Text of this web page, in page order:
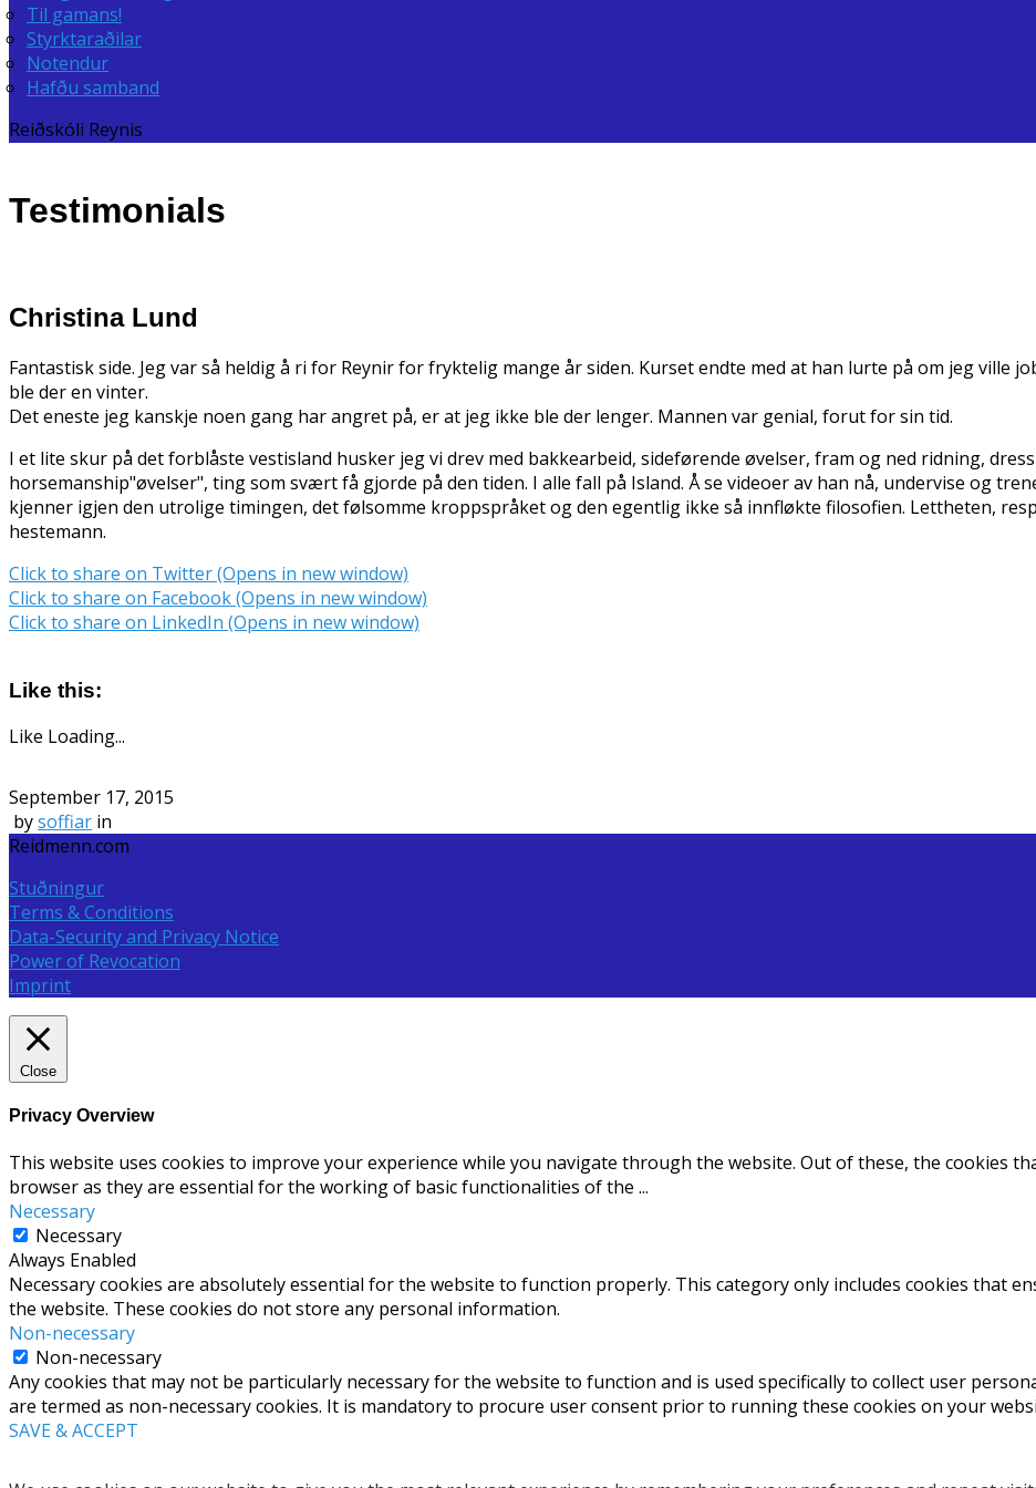
Til gamans!
Styrktaraðilar
Notendur
Hafðu samband
Reiðskóli Reynis
Testimonials
Christina Lund
Fantastisk side. Jeg var så heldig å ri for Reynir for fryktelig mange år siden. Kurset endte med at han lurte på om jeg ville
ble der en vinter.
Det eneste jeg kanskje noen gang har angret på, er at jeg ikke ble der lenger. Mannen var genial, forut for sin tid.
I et lite skur på det forblåste vestisland husker jeg vi drev med bakkearbeid, sideførende øvelser, fram og ned ridning,
horsemanship"øvelser", ting som svært få gjorde på den tiden. I alle fall på Island. Å se videoer av han nå, undervise og
kjenner igjen den utrolige timingen, det følsomme kroppspråket og den egentlig ikke så innfløkte filosofien. Lettheten,
hestemann.
Click to share on Twitter (Opens in new window)
Click to share on Facebook (Opens in new window)
Click to share on LinkedIn (Opens in new window)
Like this:
Like Loading...
September 17, 2015
bysoffiar in
Reidmenn.com
Stuðningur
Terms & Conditions
Data-Security and Privacy Notice
Power of Revocation
Imprint
Close
Privacy Overview
This website uses cookies to improve your experience while you navigate through the website. Out of these, the cookies
browser as they are essential for the working of basic functionalities of the ...
Necessary
Necessary
Always Enabled
Necessary cookies are absolutely essential for the website to function properly. This category only includes cookies that
the website. These cookies do not store any personal information.
Non-necessary
Non-necessary
Any cookies that may not be particularly necessary for the website to function and is used specifically to collect user
are termed as non-necessary cookies. It is mandatory to procure user consent prior to running these cookies on your
SAVE & ACCEPT